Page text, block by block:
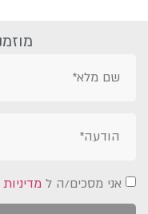
אני מסכים/ה ל